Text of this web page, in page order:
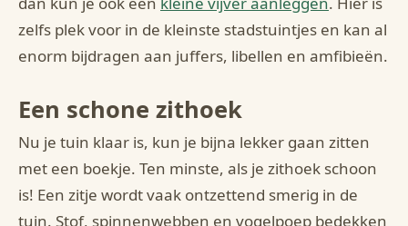
zelfs plek voor in de kleinste stadstuintjes en kan al
enorm bijdragen aan juffers, libellen en amfibieën.
Een schone zithoek
Nu je tuin klaar is, kun je bijna lekker gaan zitten
met een boekje. Ten minste, als je zithoek schoon
is! Een zitje wordt vaak ontzettend smerig in de
tuin. Stof, spinnenwebben en vogelpoep bedekken